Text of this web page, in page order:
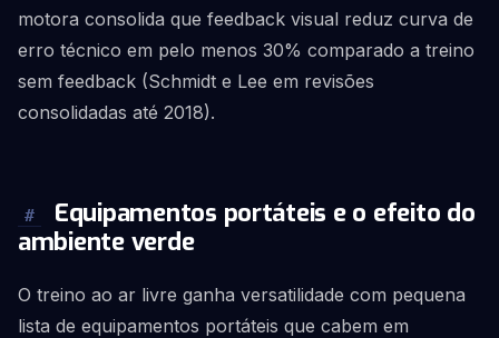
motora consolida que feedback visual reduz curva de
erro técnico em pelo menos 30% comparado a treino
sem feedback (Schmidt e Lee em revisões
consolidadas até 2018).
#
Equipamentos portáteis e o efeito do
ambiente verde
O treino ao ar livre ganha versatilidade com pequena
lista de equipamentos portáteis que cabem em